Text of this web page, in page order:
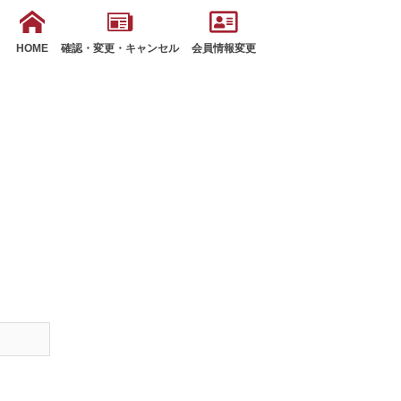
HOME 確認・変更・キャンセル 会員情報変更